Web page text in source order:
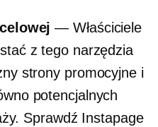
— Właściciele
z tego narzędzia
strony promocyjne i
potencjalnych
Sprawdź Instapage